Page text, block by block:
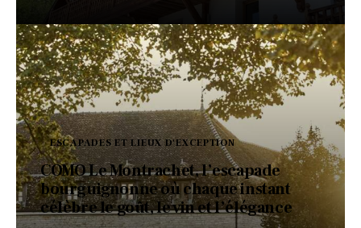
ESCAPADES ET LIEUX D'EXCEPTION
COMO Le Montrachet, l’escapade
bourguignonne où chaque instant
célèbre le goût, le vin et l’élégance